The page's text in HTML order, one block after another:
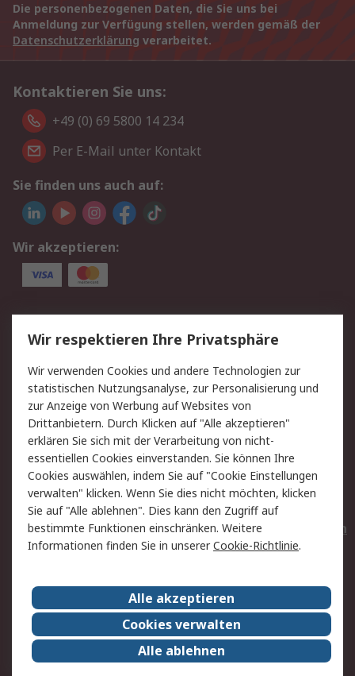
Die personenbezogenen Daten, die Sie uns bei
Anmeldung zur Verfügung stellen, werden gemäß der
Datenschutzerklärung verarbeitet.
Kontaktieren Sie uns:
+49 (0) 69 5800 14 234
Per E-Mail unter Kontakt
Sie finden uns auch auf:
Wir akzeptieren:
Service
Value Added Services
Lieferlösungen
Rücksendungen
Kontakt
Hilfe
Privatkunden
Rechtliches
AGB
Datenschutz
Cookie-Richtlinie
Zahlungsbedingungen
Copyright/Impressum
Entsorgung
Elektrogeräte/Batterien
RS weltweit
Karriere bei RS
Nachhaltigkeit
Qualität/Umwelt/ZertifikatePresse-Center
Event-Center
Wir respektieren Ihre Privatsphäre
Wir verwenden Cookies und andere Technologien zur
statistischen Nutzungsanalyse, zur Personalisierung und
zur Anzeige von Werbung auf Websites von
Drittanbietern. Durch Klicken auf "Alle akzeptieren"
erklären Sie sich mit der Verarbeitung von nicht-
essentiellen Cookies einverstanden. Sie können Ihre
Cookies auswählen, indem Sie auf "Cookie Einstellungen
verwalten" klicken. Wenn Sie dies nicht möchten, klicken
Sie auf "Alle ablehnen". Dies kann den Zugriff auf
bestimmte Funktionen einschränken. Weitere
Informationen finden Sie in unsererCookie-Richtlinie.
Alle akzeptieren
Cookies verwalten
Alle ablehnen